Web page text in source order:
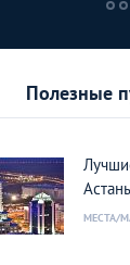
Полезные
МЕСТА/